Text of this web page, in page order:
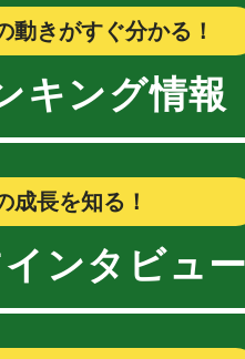
動きがすぐ分かる！
キング情報
成長を知る！
ンタビュ